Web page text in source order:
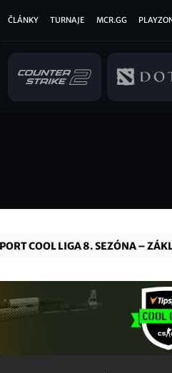
Hlavní
ČLÁNKY TURNAJE MCR.GG
COOL LIGA 8. SEZÓNA –